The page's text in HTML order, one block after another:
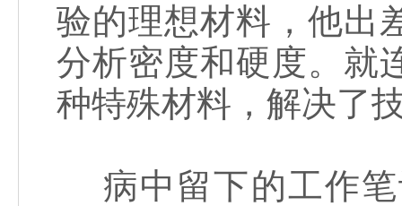
验的理想材料，他出
分析密度和硬度。就
种特殊材料，解决了
病中留下的工作笔